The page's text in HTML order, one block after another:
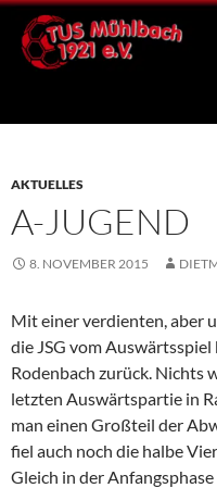
Zum
Inhalt
springen
AKTUELLES
A-JUGEND
8. NOVEMBER 2015
Mit einer verdienten, aber
die JSG vom
Rodenbach zurück. Nichts
letzten Auswärtspartie in
man einen Großteil der
fiel auch noch die halbe
Gleich in der